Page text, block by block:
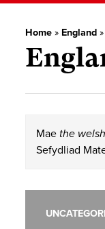
Home » England »
Mae the
Sefydliad